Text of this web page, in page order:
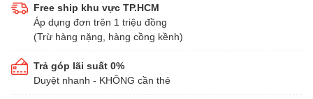
Free ship khu vực TP.HCM
Áp dụng đơn trên 1 triệu đồng
(Trừ hàng nặng, hàng cồng kềnh)
Trả góp lãi suất 0%
Duyệt nhanh - KHÔNG cần thẻ